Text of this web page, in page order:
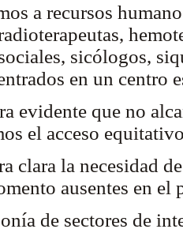
a recursos
sicólogos,
en un centro
evidente que no
el acceso
clara la necesidad
ausentes en el
de sectores de